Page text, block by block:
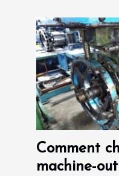
Comment
machine-